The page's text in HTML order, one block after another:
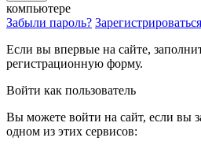
компьютере
Забыли пароль? Зарегистрироваться
Если вы впервые на сайте,
регистрационную форму.
Войти как пользователь
Вы можете войти на сайт, если вы
одном из этих сервисов: